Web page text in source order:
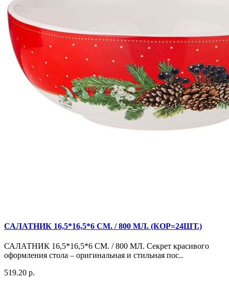
САЛАТНИК 16,5*16,5*6 СМ. / 800 МЛ. (КОР=24ШТ.)
САЛАТНИК 16,5*16,5*6 СМ. / 800 МЛ. Секрет красивого
оформления стола – оригинальная и стильная пос..
519.20 р.